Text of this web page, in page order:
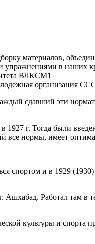
материалов,
упражнениями в наших
ВЛКСМ1
организация
сдавший эти
1927 г. Тогда были
нормы, имеет
спортом и в 1929
Работал там в
культуры и